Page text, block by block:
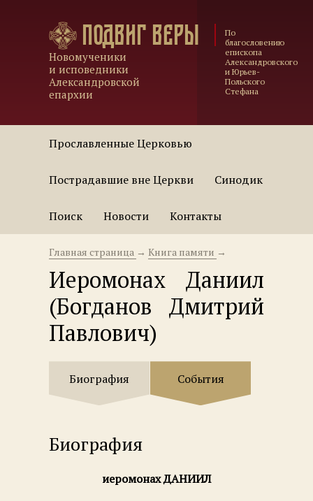
Подвиг веры
Новомученики
и исповедники
Александровской
епархии
По
благословению
епископа
Александровского
и Юрьев-
Польского
Стефана
Прославленные Церковью
Пострадавшие вне Церкви Синодик
Поиск Новости Контакты
Главная страница → Книга памяти →
Иеромонах Даниил
(Богданов Дмитрий
Павлович)
Биография События
Биография
иеромонахДАНИИЛ